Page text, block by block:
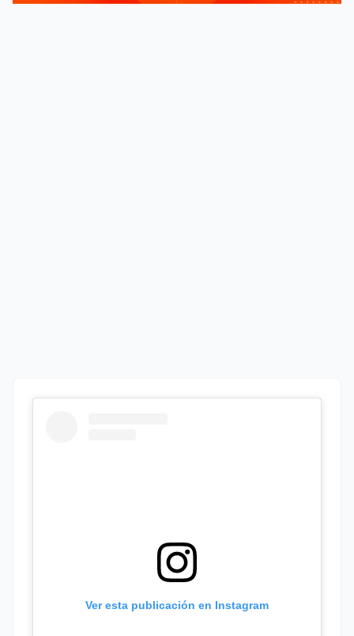
Ver esta publicación en Instagram